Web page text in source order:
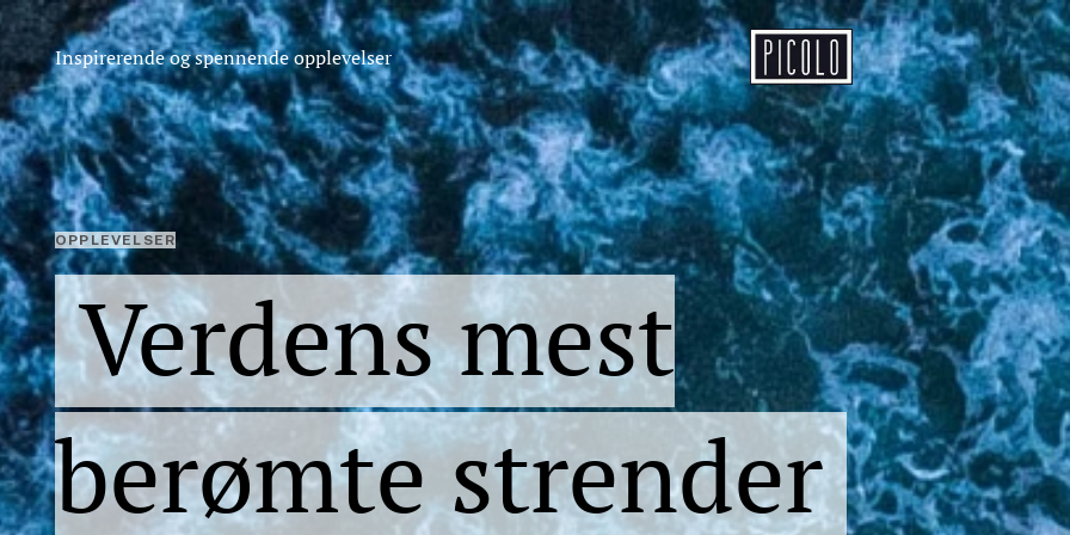
Inspirerende og spennende opplevelser
OPPLEVELSER
Verdens mest
berømte strender